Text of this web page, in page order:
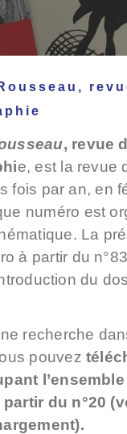
, revue
e, est la revue
fois par an, en
numéro est
La
à partir du
du
recherche
pouvez
du n°20